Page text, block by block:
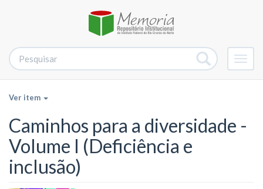
Ver item
Caminhos para a diversidade -
Volume I (Deficiência e
inclusão)